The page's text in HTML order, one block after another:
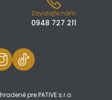
Zavolajte nám
0948 727 211
pre PATIVE s.r.o.